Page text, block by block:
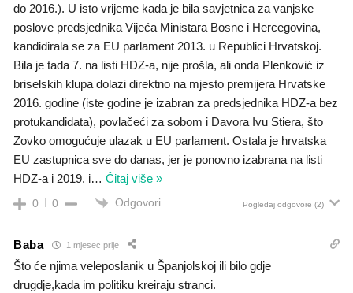
do 2016.). U isto vrijeme kada je bila savjetnica za vanjske
poslove predsjednika Vijeća Ministara Bosne i Hercegovina,
kandidirala se za EU parlament 2013. u Republici Hrvatskoj.
Bila je tada 7. na listi HDZ-a, nije prošla, ali onda Plenković iz
briselskih klupa dolazi direktno na mjesto premijera Hrvatske
2016. godine (iste godine je izabran za predsjednika HDZ-a bez
protukandidata), povlačeći za sobom i Davora Ivu Stiera, što
Zovko omogućuje ulazak u EU parlament. Ostala je hrvatska
EU zastupnica sve do danas, jer je ponovno izabrana na listi
HDZ-a i 2019. i… Čitaj više »
0 0 Odgovori Pogledaj odgovore (2)
Baba 1 mjesec prije
Što će njima veleposlanik u Španjolskoj ili bilo gdje
drugdje,kada im politiku kreiraju stranci.